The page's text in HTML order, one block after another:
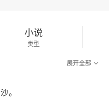
小说
类型
展开全部
。